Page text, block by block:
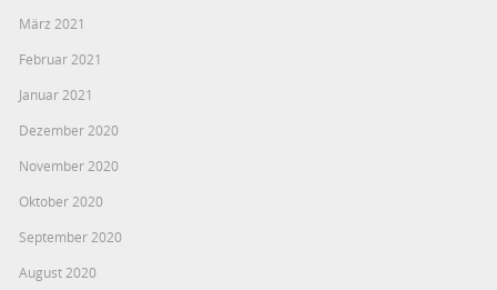
März 2021
Februar 2021
Januar 2021
Dezember 2020
November 2020
Oktober 2020
September 2020
August 2020